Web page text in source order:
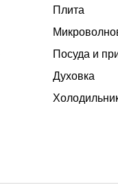
Плита
Посуда и
Духовка